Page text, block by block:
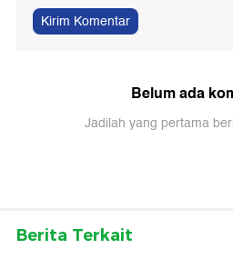
Kirim Komentar
Belum ada
Jadilah yang pertama
Berita Terkait